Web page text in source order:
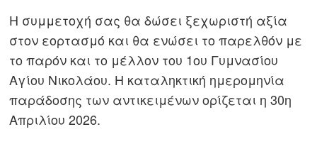
Η συμμετοχή σας θα δώσει ξεχωριστή αξία
στον εορτασμό και θα ενώσει το παρελθόν με
το παρόν και το μέλλον του 1ου Γυμνασίου
Αγίου Νικολάου. Η καταληκτική ημερομηνία
παράδοσης των αντικειμένων ορίζεται η 30η
Απριλίου 2026.